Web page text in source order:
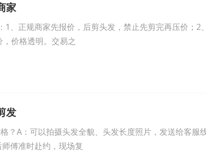
家
、正规商家先报价，后剪头发，禁止先剪完再压价；2
价格透明。交易之
发
？A：可以拍摄头发全貌、头发长度照片，发送给客服
傅准时赴约，现场复